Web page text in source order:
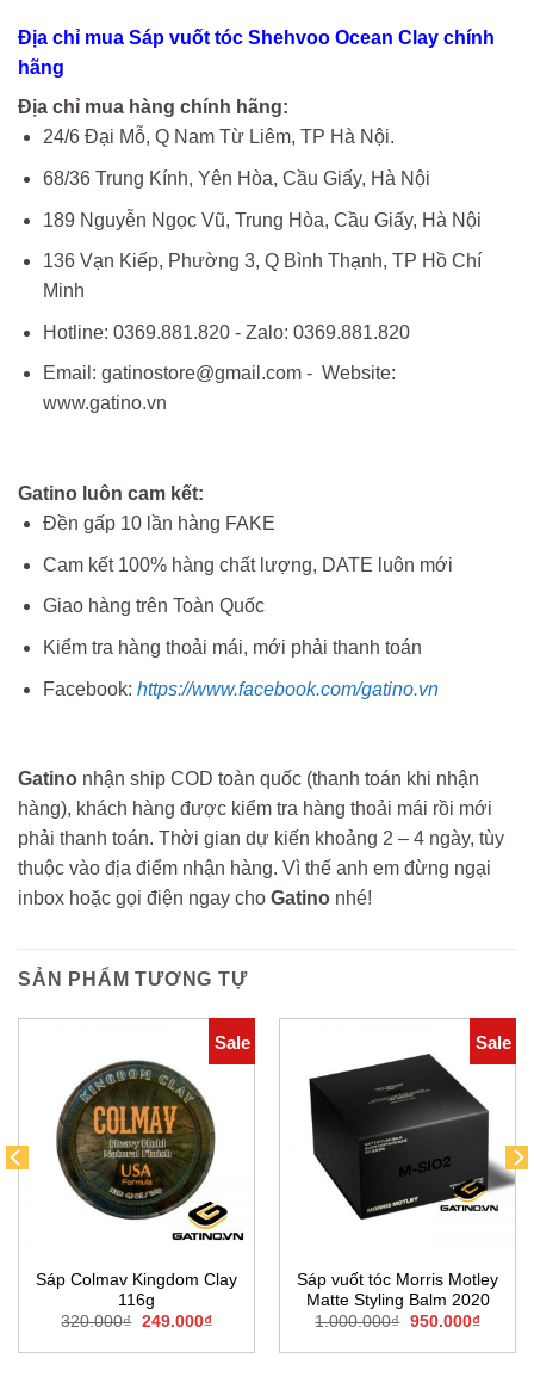
Địa chỉ mua Sáp vuốt tóc Shehvoo Ocean Clay chính
hãng
Địa chỉ mua hàng chính hãng:
24/6 Đại Mỗ, Q Nam Từ Liêm, TP Hà Nội.
68/36 Trung Kính, Yên Hòa, Cầu Giấy, Hà Nội
189 Nguyễn Ngọc Vũ, Trung Hòa, Cầu Giấy, Hà Nội
136 Vạn Kiếp, Phường 3, Q Bình Thạnh, TP Hồ Chí
Minh
Hotline: 0369.881.820 - Zalo: 0369.881.820
Email: gatinostore@gmail.com - Website:
www.gatino.vn
Gatino luôn cam kết:
Đền gấp 10 lần hàng FAKE
Cam kết 100% hàng chất lượng, DATE luôn mới
Giao hàng trên Toàn Quốc
Kiểm tra hàng thoải mái, mới phải thanh toán
Facebook: https://www.facebook.com/gatino.vn
Gatino nhận ship COD toàn quốc (thanh toán khi nhận
hàng), khách hàng được kiểm tra hàng thoải mái rồi mới
phải thanh toán. Thời gian dự kiến khoảng 2 – 4 ngày, tùy
thuộc vào địa điểm nhận hàng. Vì thế anh em đừng ngại
inbox hoặc gọi điện ngay cho Gatino nhé!
SẢN PHẨM TƯƠNG TỰ
Sale
Sáp Colmav Kingdom Clay
116g
320.000₫ Giá
là:
249.000₫Giá
tại
Sale
Sáp vuốt tóc Morris Motley
Matte Styling Balm 2020
1.000.000₫ Giá
là:
950.000₫Giá
tại